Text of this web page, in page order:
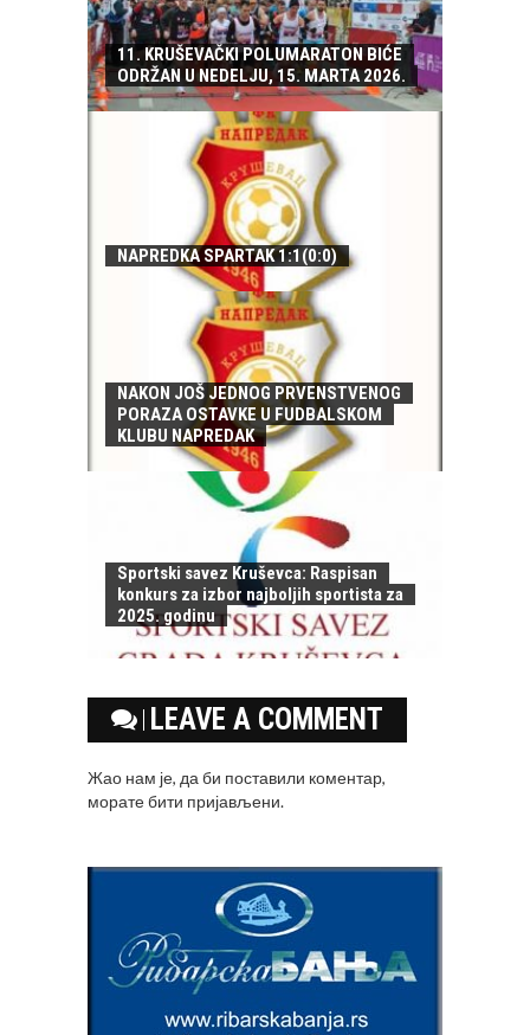
11. KRUŠEVAČKI POLUMARATON BIĆE
ODRŽAN U NEDELJU, 15. MARTA 2026.
NAPREDKA SPARTAK 1:1(0:0)
NAKON JOŠ JEDNOG PRVENSTVENOG
PORAZA OSTAVKE U FUDBALSKOM
KLUBU NAPREDAK
Sportski savez Kruševca: Raspisan
konkurs za izbor najboljih sportista za
2025. godinu
LEAVE A COMMENT
Жао нам је, да би поставили коментар,
моратебити пријављени.